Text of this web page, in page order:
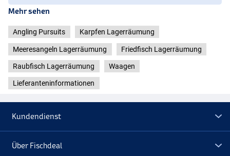
Mehr sehen
Angling Pursuits Karpfen Lagerräumung
Meeresangeln Lagerräumung Friedfisch Lagerräumung
Raubfisch Lagerräumung Waagen
Lieferanteninformationen
Kundendienst
Über Fischdeal